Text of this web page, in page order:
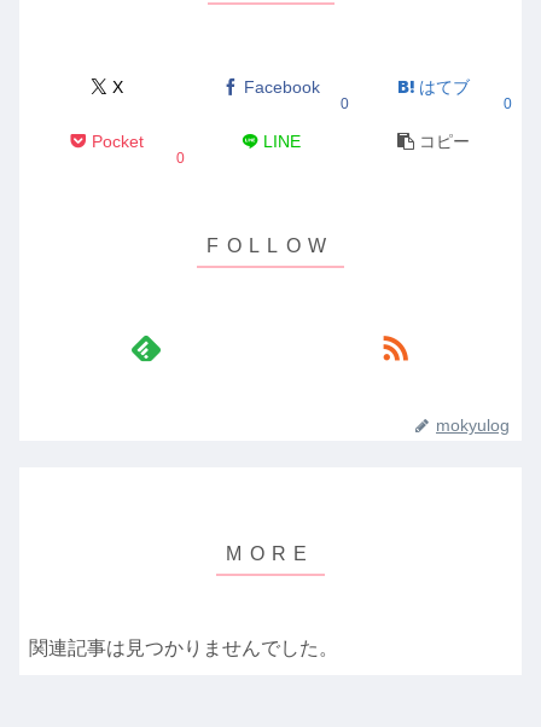
X Facebook
0
はてブ
0
Pocket
0
LINE コピー
mokyulog
関連記事は見つかりませんでした。